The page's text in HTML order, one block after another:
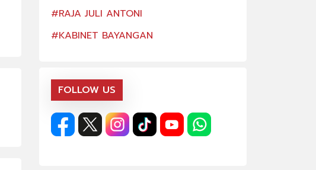
#RAJA JULI ANTONI
#KABINET BAYANGAN
FOLLOW US